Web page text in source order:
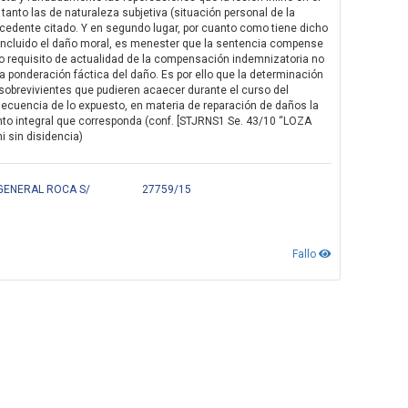
las de naturaleza subjetiva (situación personal de la
citado. Y en segundo lugar, por cuanto como tiene dicho
el daño moral, es menester que la sentencia compense
requisito de actualidad de la compensación indemnizatoria no
fáctica del daño. Es por ello que la determinación
que pudieren acaecer durante el curso del
de lo expuesto, en materia de reparación de daños la
que corresponda (conf. [STJRNS1 Se. 43/10 “LOZA
sin disidencia)
ROCA S/ 27759/15
Fallo